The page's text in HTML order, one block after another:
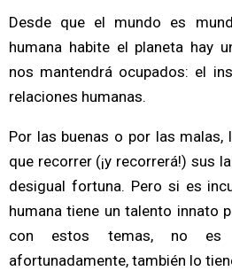
Desde que el mundo es
humana habite el planeta hay
nos mantendrá ocupados: el
relaciones humanas.
Por las buenas o por las malas,
que recorrer (¡y recorrerá!) sus
desigual fortuna. Pero si es
humana tiene un talento innato
con estos temas, no es
afortunadamente, también lo